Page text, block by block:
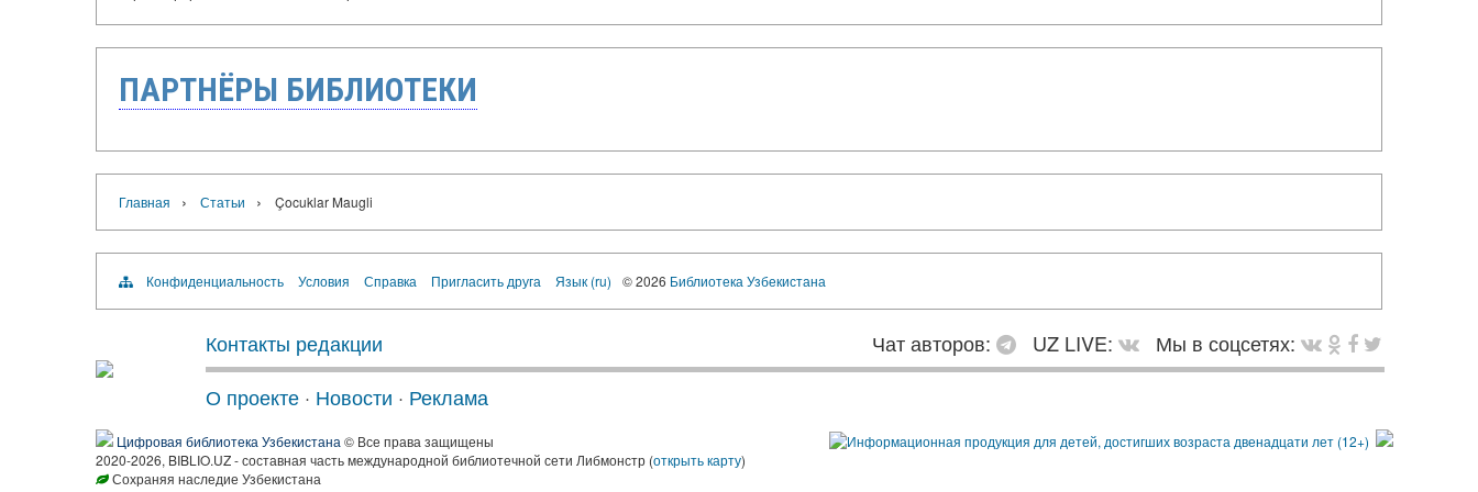
ПАРТНЁРЫ БИБЛИОТЕКИ
Главная › Статьи › Çocuklar Maugli
Конфиденциальность Условия Справка Пригласить друга Язык (ru) © 2026 Библиотека Узбекистана
Контакты редакции Чат авторов: UZ LIVE:
Мы в соцсетях:
О проекте · Новости · Реклама
Цифровая библиотека Узбекистана © Все права защищены
2020-2026, BIBLIO.UZ - составная часть международной библиотечной сети Либмонстр (открыть карту)
Сохраняя наследие Узбекистана